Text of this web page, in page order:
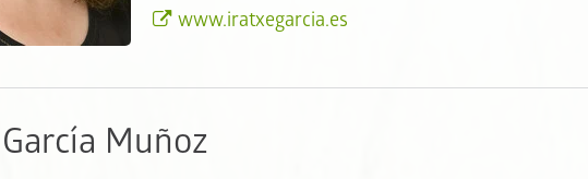
www.iratxegarcia.es
Muñoz